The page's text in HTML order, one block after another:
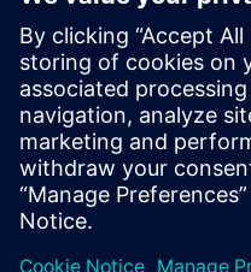
Forespørsel om
Fyll ut skjemaet nedenfor
eksklusivt kurs, enten på
kurssenter. Denne typen
personer eller flere). Etter at
og kursbehov, vil du motta et
Be om eksklusivt tilbud